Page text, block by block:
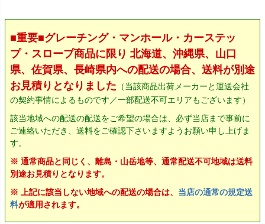
■重要■グレーチング・マンホール・カーステッ
プ・スロープ商品に限り 北海道、沖縄県、山口
県、佐賀県、長崎県内への配送の場合、送料が別途
お見積りとなりました （当該商品出荷メーカーと運送会社
の契約事情によるものです／一部配送不可エリアもございます）
該当地域への配送の配送をご希望の場合は、必ず当店まで事前に
ご連絡いただき、送料をご確認下さいますようお願い申し上げま
す。
※ 通常商品と同じく、離島・山岳地等、通常配送不可地域は送料
別途お見積りとなります。
※ 上記に該当しない地域への配送の場合は、 当店の通常の規定送
料が適用されます。